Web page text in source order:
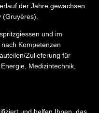
der Jahre gewachsen
und im
Kompetenzen
Zulieferung für
Medizintechnik,